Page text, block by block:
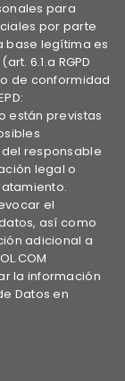
para
por parte
base legítima es
6.1.a RGPD
de conformidad
están previstas
responsable
legal o
el
así como
adicional a
la información
Datos en